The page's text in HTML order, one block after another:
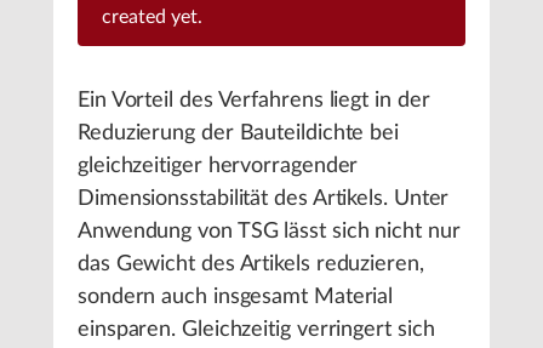
created yet.
Ein Vorteil des Verfahrens liegt in der
Reduzierung der Bauteildichte bei
gleichzeitiger hervorragender
Dimensionsstabilität des Artikels. Unter
Anwendung von TSG lässt sich nicht nur
das Gewicht des Artikels reduzieren,
sondern auch insgesamt Material
einsparen. Gleichzeitig verringert sich